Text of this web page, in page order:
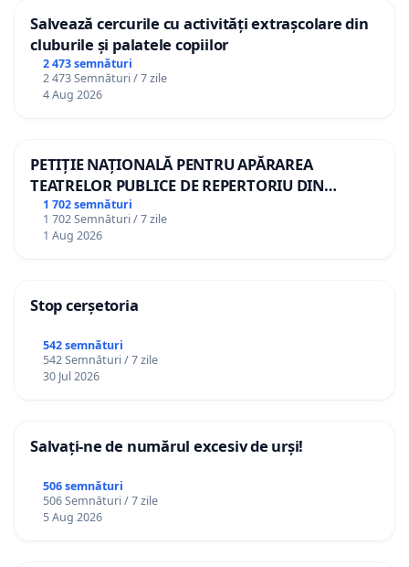
Salvează cercurile cu activități extrașcolare din
cluburile și palatele copiilor
2 473 semnături
2 473 Semnături / 7 zile
4 Aug 2026
PETIȚIE NAȚIONALĂ PENTRU APĂRAREA
TEATRELOR PUBLICE DE REPERTORIU DIN
ROMÂNIA
1 702 semnături
1 702 Semnături / 7 zile
1 Aug 2026
Stop cerșetoria
542 semnături
542 Semnături / 7 zile
30 Jul 2026
Salvați-ne de numărul excesiv de urși!
506 semnături
506 Semnături / 7 zile
5 Aug 2026